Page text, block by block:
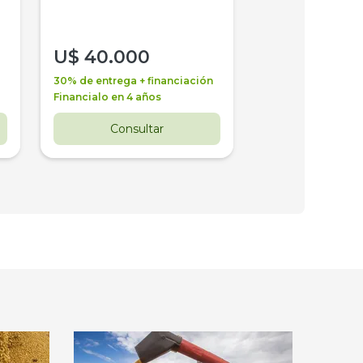
U$ 40.000
30% de entrega + financiación
Financialo en 4 años
Consultar